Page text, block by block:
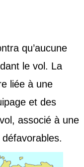
qu’aucune
le vol. La
liée à une
et des
associé à une